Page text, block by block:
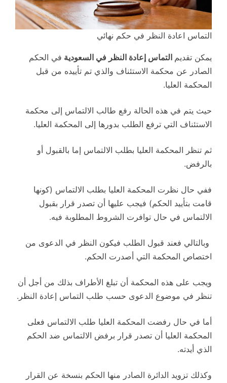
التماس اعادة النظر في حكم نهائي
يمكن تقديم التماس إعادة النظر في السعودية في الحكم
الصادر عن محكمة الاستئناف والذي تم تأييده من قبل
المحكمة العليا.
حيث يتم في هذه الحالة رفع طالب الالتماس إلى محكمة
الاستئناف التي ترفع الطلب بدورها إلى المحكمة العليا.
ثم تنظر المحكمة العليا بطلب الالتماس إما بالقبول أو
بالرفض.
ففي حال نظرت المحكمة العليا بطلب الالتماس (كونها
قامت بتأييد الحكم) فيجب عليها أن تصدر قرار بقبول
الالتماس في حال توافرت الشروط المطلوبة فيه.
وبالتالي فعند قبول الطلب فيكون النظر في الدعوى من
اختصاص المحكمة التي أصدرت الحكم.
ويجب على هذه المحكمة أن تبلغ الأطراف بذلك من أجل أن
تنظر في موضوع الدعوى حسب طلب التماس إعادة النظر.
أما في حال رفضت المحكمة العليا طلب الالتماس فعلى
المحكمة العليا أن تصدر قرار برفض الالتماس ضد الحكم
الذي أيدته.
وكذلك تزويد الدائرة الصادر منها الحكم بنسخة عن القرار